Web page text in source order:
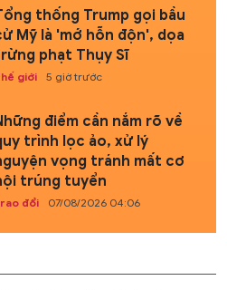
thống Trump gọi bầu
Mỹ là 'mớ hỗn độn', dọa
phạt Thụy Sĩ
giới 5 giờ trước
điểm cần nắm rõ về
trình lọc ảo, xử lý
vọng tránh mất cơ
trúng tuyển
đổi 07/08/2026 04:06